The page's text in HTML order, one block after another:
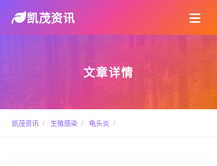
凯茂资讯
文章详情
凯茂资讯 / 生殖感染 / 龟头炎 /